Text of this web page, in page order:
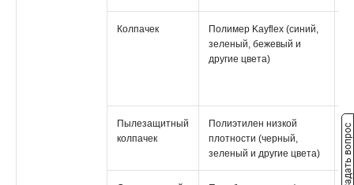
Колпачек
Полимер Kayflex (синий,
зеленый, бежевый и
другие цвета)
Пылезащитный
колпачек
Полиэтилен низкой
плотности (черный,
зеленый и другие цвета)
Задать вопрос